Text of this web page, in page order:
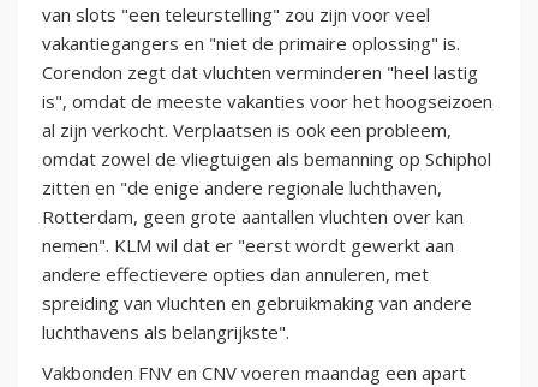
van slots "een teleurstelling" zou zijn voor veel
vakantiegangers en "niet de primaire oplossing" is.
Corendon zegt dat vluchten verminderen "heel lastig
is", omdat de meeste vakanties voor het hoogseizoen
al zijn verkocht. Verplaatsen is ook een probleem,
omdat zowel de vliegtuigen als bemanning op Schiphol
zitten en "de enige andere regionale luchthaven,
Rotterdam, geen grote aantallen vluchten over kan
nemen". KLM wil dat er "eerst wordt gewerkt aan
andere effectievere opties dan annuleren, met
spreiding van vluchten en gebruikmaking van andere
luchthavens als belangrijkste".
Vakbonden FNV en CNV voeren maandag een apart